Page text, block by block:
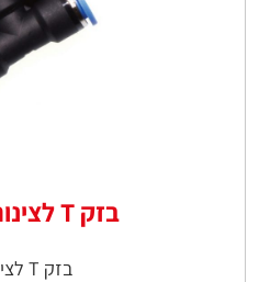
בזק T לצינור 16 מ"מ
בזק T לצינור 16